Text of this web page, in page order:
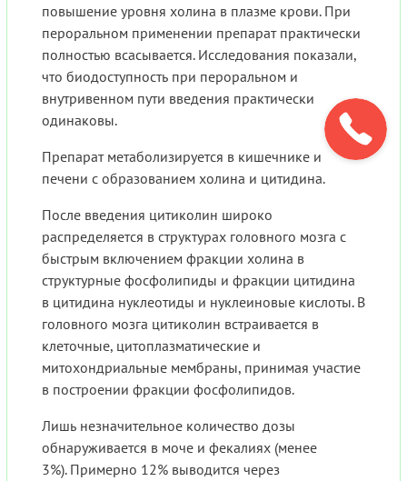
повышение уровня холина в плазме крови. При
пероральном применении препарат практически
полностью всасывается. Исследования показали,
что биодоступность при пероральном и
внутривенном пути введения практически
одинаковы.
Препарат метаболизируется в кишечнике и
печени с образованием холина и цитидина.
После введения цитиколин широко
распределяется в структурах головного мозга с
быстрым включением фракции холина в
структурные фосфолипиды и фракции цитидина
в цитидина нуклеотиды и нуклеиновые кислоты. В
головного мозга цитиколин встраивается в
клеточные, цитоплазматические и
митохондриальные мембраны, принимая участие
в построении фракции фосфолипидов.
Лишь незначительное количество дозы
обнаруживается в моче и фекалиях (менее
3%). Примерно 12% выводится через